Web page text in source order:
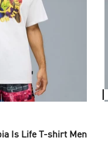
Is Life T-shirt Men